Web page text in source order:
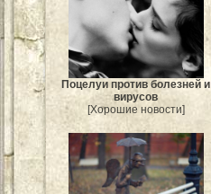
Поцелуи против болезней и
вирусов
[Хорошие новости]